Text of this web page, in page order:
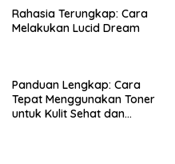
Rahasia Terungkap: Cara
Melakukan Lucid Dream
Panduan Lengkap: Cara
Tepat Menggunakan Toner
untuk Kulit Sehat dan